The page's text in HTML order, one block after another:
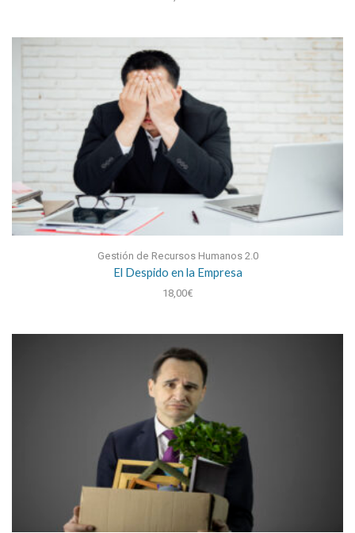
Gestión de Recursos Humanos 2.0
El Despido en la Empresa
18,00€